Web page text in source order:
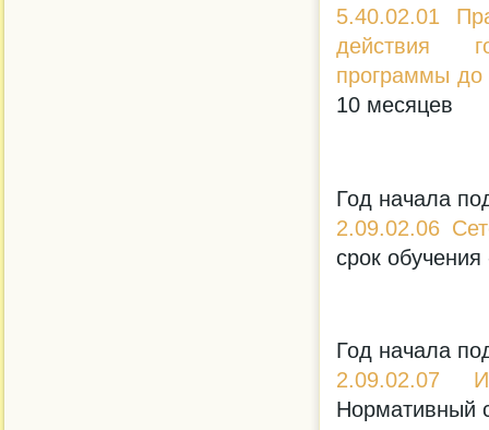
5.40.02.01
действия
программы до
10 месяцев
Год начала
2.09.02.06
срок
Год начала
2.09.02.07
Нормативный